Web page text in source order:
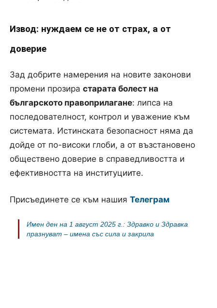
Извод: нуждаем се не от страх, а от
доверие
Зад добрите намерения на новите законови
промени прозира старата болест на
българското правоприлагане: липса на
последователност, контрол и уважение към
системата. Истинската безопасност няма да
дойде от по-високи глоби, а от възстановено
обществено доверие в справедливостта и
ефективността на институциите.
Присъединете се към нашия Телеграм
Имен ден на 1 август 2025 г.: Здравко и Здравка
празнуват – имена със сила и закрила